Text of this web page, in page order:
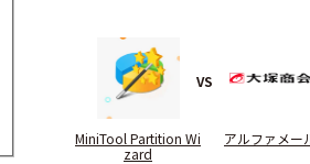
MiniTool Partition Wi
zard
VS
アルファメー